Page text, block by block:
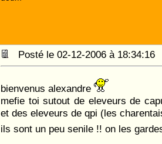
Posté le 02-12-2006 à
bienvenus alexandre
mefie toi sutout de eleveurs de
et des eleveurs de qpi (les
ils sont un peu senile !! on les